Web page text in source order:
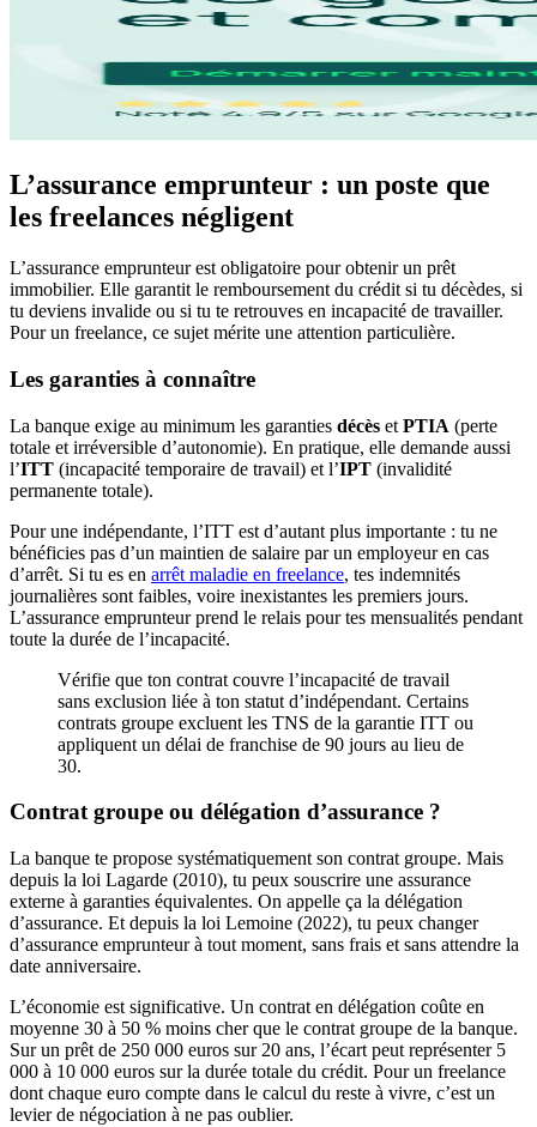
L’assurance emprunteur : un poste que
les freelances négligent
L’assurance emprunteur est obligatoire pour obtenir un prêt
immobilier. Elle garantit le remboursement du crédit si tu décèdes, si
tu deviens invalide ou si tu te retrouves en incapacité de travailler.
Pour un freelance, ce sujet mérite une attention particulière.
Les garanties à connaître
La banque exige au minimum les garanties décès et PTIA (perte
totale et irréversible d’autonomie). En pratique, elle demande aussi
l’ITT (incapacité temporaire de travail) et l’IPT (invalidité
permanente totale).
Pour une indépendante, l’ITT est d’autant plus importante : tu ne
bénéficies pas d’un maintien de salaire par un employeur en cas
d’arrêt. Si tu es en arrêt maladie en freelance, tes indemnités
journalières sont faibles, voire inexistantes les premiers jours.
L’assurance emprunteur prend le relais pour tes mensualités pendant
toute la durée de l’incapacité.
Vérifie que ton contrat couvre l’incapacité de travail
sans exclusion liée à ton statut d’indépendant. Certains
contrats groupe excluent les TNS de la garantie ITT ou
appliquent un délai de franchise de 90 jours au lieu de
30.
Contrat groupe ou délégation d’assurance ?
La banque te propose systématiquement son contrat groupe. Mais
depuis la loi Lagarde (2010), tu peux souscrire une assurance
externe à garanties équivalentes. On appelle ça la délégation
d’assurance. Et depuis la loi Lemoine (2022), tu peux changer
d’assurance emprunteur à tout moment, sans frais et sans attendre la
date anniversaire.
L’économie est significative. Un contrat en délégation coûte en
moyenne 30 à 50 % moins cher que le contrat groupe de la banque.
Sur un prêt de 250 000 euros sur 20 ans, l’écart peut représenter 5
000 à 10 000 euros sur la durée totale du crédit. Pour un freelance
dont chaque euro compte dans le calcul du reste à vivre, c’est un
levier de négociation à ne pas oublier.